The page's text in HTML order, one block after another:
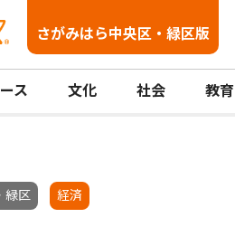
さがみはら中央区・緑区版
ス 文化 社会 教育
緑区 経済